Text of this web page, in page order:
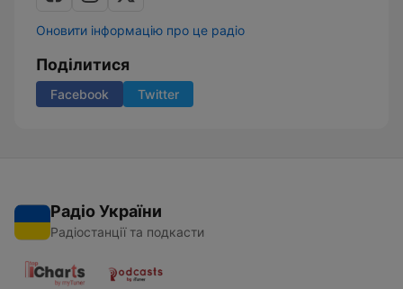
Оновити інформацію про це радіо
Поділитися
Facebook Twitter
Радіо України
Радіостанції та подкасти